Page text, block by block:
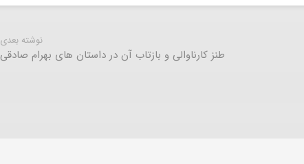
نوشته بعدی
طنز کارناوالی و بازتاب آن در داستان های بهرام صادقی